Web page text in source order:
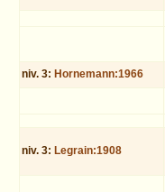
niv. 3: Hornemann:1966
niv. 3: Legrain:1908